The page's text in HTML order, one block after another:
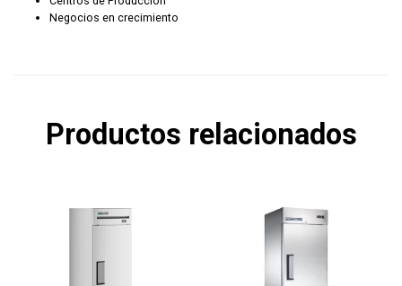
Negocios en crecimiento
Productos relacionados